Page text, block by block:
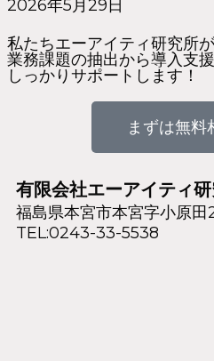
2026年5月29日
私たちエーアイティ研究所が
業務課題の抽出から導入支
しっかりサポートします！
まずは無料
有限会社エーアイティ
福島県本宮市本宮字小原
TEL:0243-33-5538